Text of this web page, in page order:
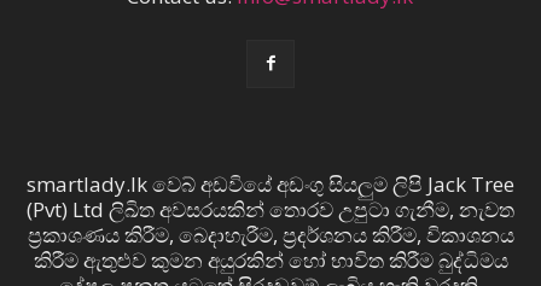
smartlady.lk වෙබ් අඩවියේ අඩංගු සියලුම ලිපි Jack Tree
(Pvt) Ltd ලිඛිත අවසරයකින් තොරව උපුටා ගැනීම, නැවත
ප්‍රකාශණය කිරීම, බෙදාහැරීම, ප්‍රදර්ශනය කිරීම, විකාශනය
කිරීම ඇතුළුව කුමන අයුරකින් හෝ භාවිත කිරීම බුද්ධිමය